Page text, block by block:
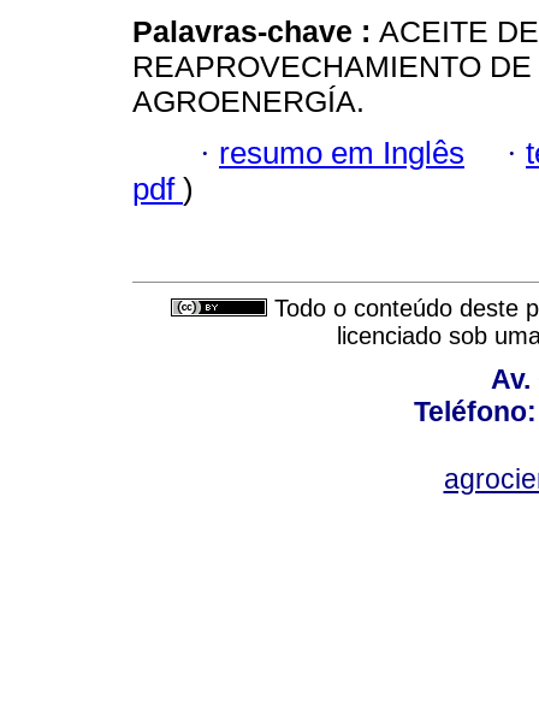
Palavras-chave : ACEITE
REAPROVECHAMIENTO
AGROENERGÍA.
· resumo em Inglês ·
pdf )
Todo o conteúdo deste
licenciado sob
Av.